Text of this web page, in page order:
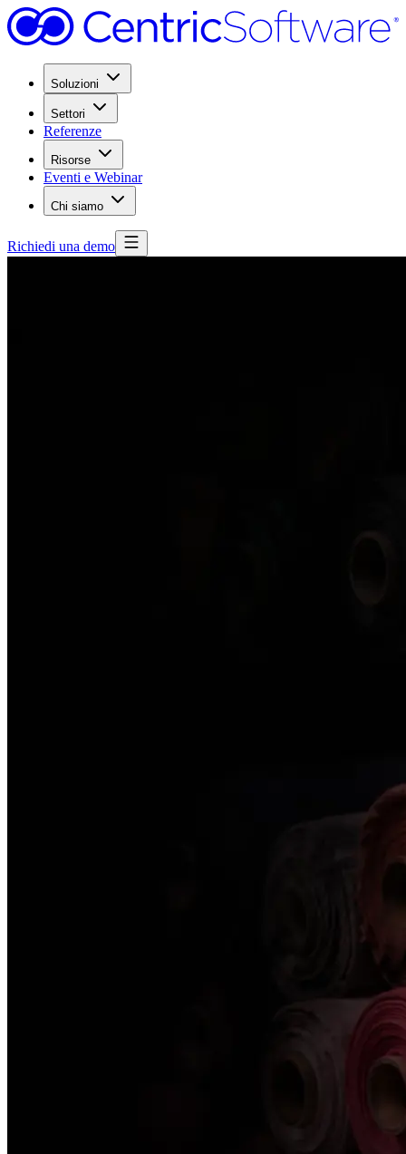
Soluzioni
Settori
Referenze
Risorse
Eventi e Webinar
Chi siamo
Richiedi una demo